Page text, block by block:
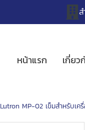
หน้าแรก เกี่ยว
Lutron MP-02 เข็มสำหรับเค